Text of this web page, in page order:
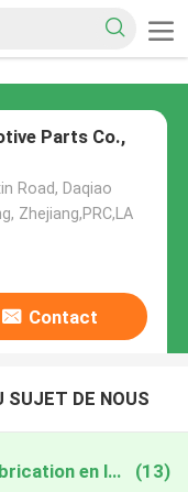
Parts Co.,
Road, Daqiao
Zhejiang,PRC,LA
Contact
SUJET DE NOUS
fuel filter water seperator fabrication en ligne (13)